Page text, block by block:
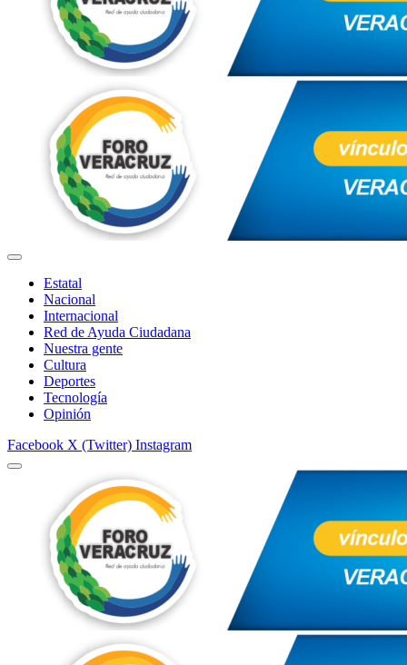
Estatal
Nacional
Internacional
Red de Ayuda Ciudadana
Nuestra gente
Cultura
Deportes
Tecnología
Opinión
Facebook X (Twitter) Instagram